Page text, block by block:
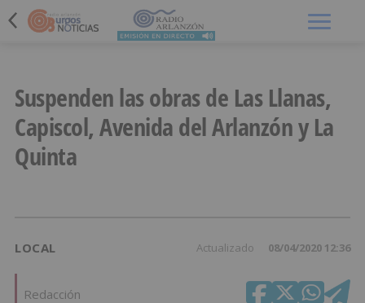
Suspenden las obras de Las Llanas,
Capiscol, Avenida del Arlanzón y La
Quinta
LOCAL Actualizado 08/04/2020 12:36
Redacción